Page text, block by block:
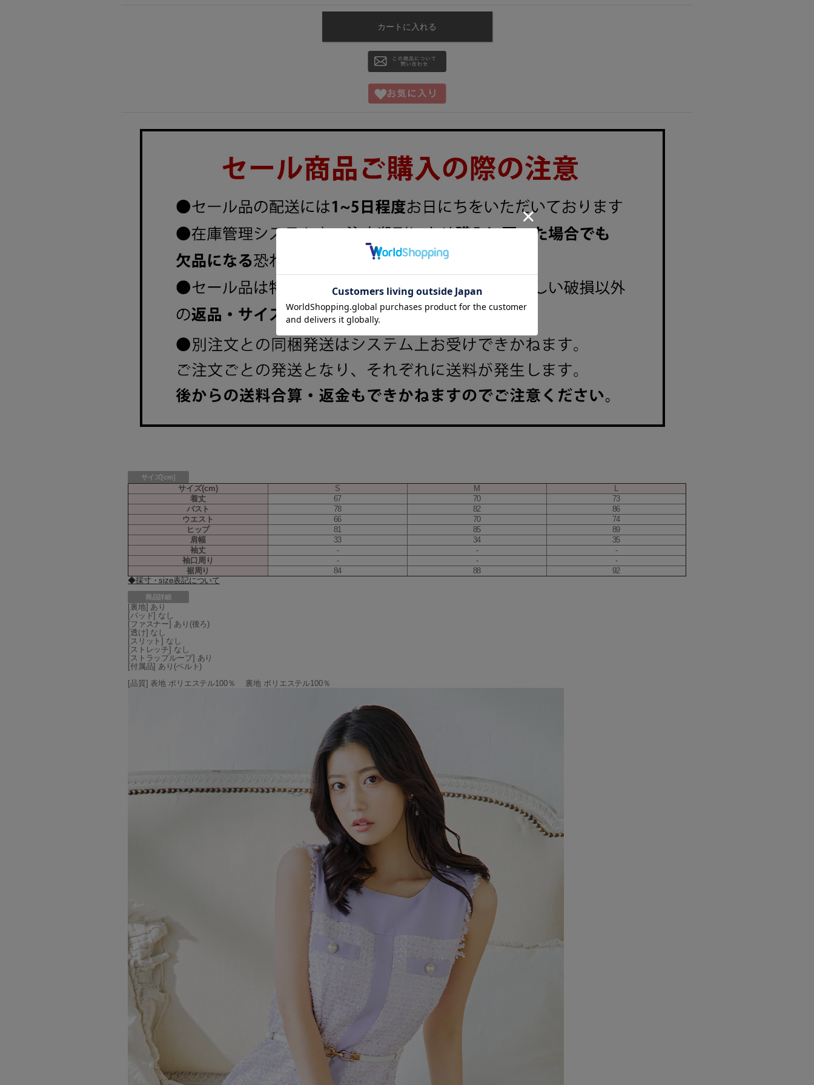
サイズ[cm]
サイズ(cm) S M
L
着丈
67 70
73
バスト
78 82
86
ウエスト
66 70
74
ヒップ
81 85
89
肩幅
33 34
35
袖丈
- -
-
袖口周り
- -
-
裾周り
84 88
92
◆採寸・size表記について
商品詳細
[裏地] あり
[パッド] なし
[ファスナー] あり(後ろ)
[透け] なし
[スリット] なし
[ストレッチ] なし
[ストラップループ] あり
[付属品] あり(ベルト)
[品質] 表地 ポリエステル100％ 裏地 ポリエステル100％